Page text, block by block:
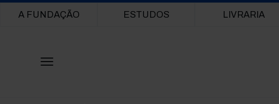
Main navigation
A FUNDAÇÃO ESTUDOS LIVRARIA